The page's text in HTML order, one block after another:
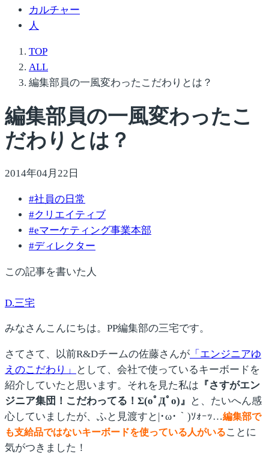
カルチャー
人
TOP
ALL
編集部員の一風変わったこだわりとは？
編集部員の一風変わったこ
だわりとは？
2014年04月22日
#社員の日常
#クリエイティブ
#eマーケティング事業本部
#ディレクター
この記事を書いた人
D.三宅
みなさんこんにちは。PP編集部の三宅です。
さてさて、以前R&Dチームの佐藤さんが 「エンジニアゆ
えのこだわり」
として、会社で使っているキーボードを
紹介していたと思います。それを見た私は 『さすがエン
ジニア集団！こだわってる！Σ(oﾟДﾟo)』
と、たいへん感
心していましたが、ふと見渡すと|･ω･｀)ｿｫｰｯ…編集部で
も支給品ではないキーボードを使っている人がいることに
気がつきました！